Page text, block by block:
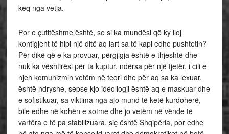
keq nga vetja.
Por e çutitëshme është, se si ka mundësi që ky lloj
kontigjent të hipi një ditë aq lart sa të kapi edhe pushtetin?
Për dikë që e ka provuar, përgjigja është e thjeshtë dhe
nuk ka vështirësi për ta kuptur, ndërsa për një tjetër, i cili e
njeh komunizmin vetëm në teori dhe për aq sa ka lexuar,
është ndryshe, sepse kjo ideollogji është aq e maskuar dhe
e sofistikuar, sa viktima nga ajo mund të ketë kurdoherë,
bile edhe në kohën e sotme dhe jo vetëm në vënde të
varfëra e të pa stabilizuara, siç është Shqipëria, por edhe